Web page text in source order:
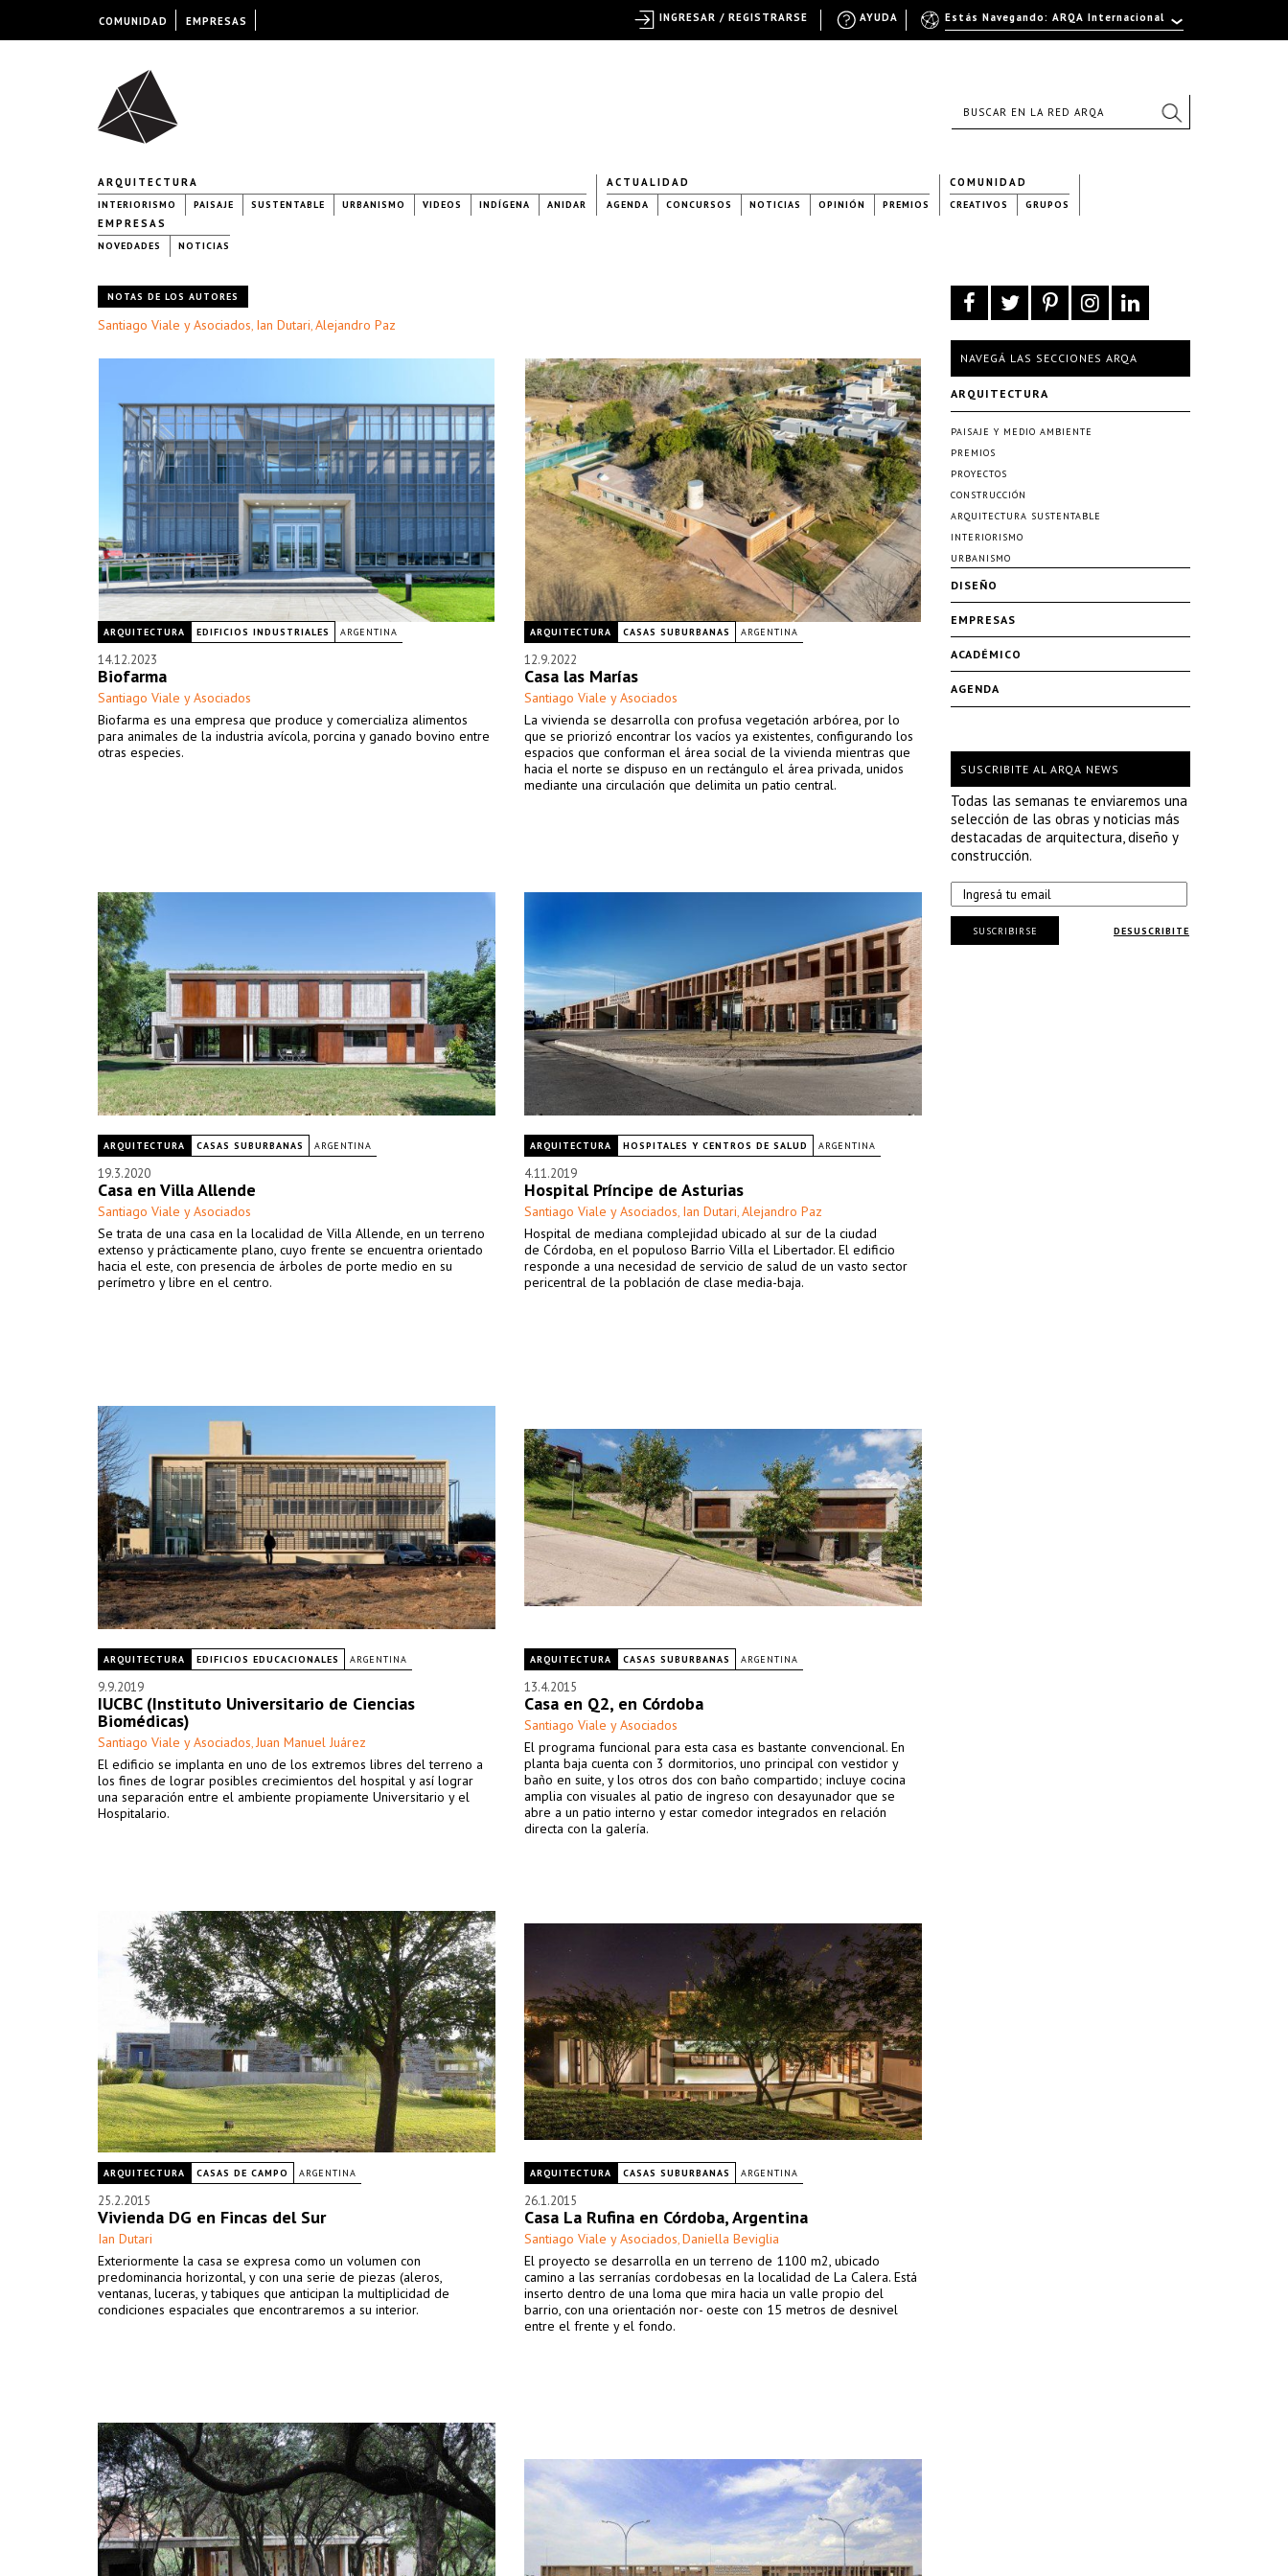
ARQUITECTURA
INTERIORISMO PAISAJE SUSTENTABLE URBANISMO VIDEOS INDÍGENA ANIDAR
ACTUALIDAD
AGENDA CONCURSOS NOTICIAS OPINIÓN PREMIOS
COMUNIDAD
CREATIVOS GRUPOS
EMPRESAS
NOVEDADES NOTICIAS
NOTAS DE LOS AUTORES
Santiago Viale y Asociados, Ian Dutari, Alejandro Paz
ARQUITECTURA EDIFICIOS INDUSTRIALES ARGENTINA
14.12.2023
Biofarma
Santiago Viale y Asociados
Biofarma es una empresa que produce y comercializa alimentos
para animales de la industria avícola, porcina y ganado bovino entre
otras especies.
ARQUITECTURA CASAS SUBURBANAS ARGENTINA
12.9.2022
Casa las Marías
Santiago Viale y Asociados
La vivienda se desarrolla con profusa vegetación arbórea, por lo
que se priorizó encontrar los vacíos ya existentes, configurando los
espacios que conforman el área social de la vivienda mientras que
hacia el norte se dispuso en un rectángulo el área privada, unidos
mediante una circulación que delimita un patio central.
ARQUITECTURA CASAS SUBURBANAS ARGENTINA
19.3.2020
Casa en Villa Allende
Santiago Viale y Asociados
Se trata de una casa en la localidad de Villa Allende, en un terreno
extenso y prácticamente plano, cuyo frente se encuentra orientado
hacia el este, con presencia de árboles de porte medio en su
perímetro y libre en el centro.
ARQUITECTURA HOSPITALES Y CENTROS DE SALUD ARGENTINA
4.11.2019
Hospital Príncipe de Asturias
Santiago Viale y Asociados, Ian Dutari, Alejandro Paz
Hospital de mediana complejidad ubicado al sur de la ciudad
de Córdoba, en el populoso Barrio Villa el Libertador. El edificio
responde a una necesidad de servicio de salud de un vasto sector
pericentral de la población de clase media-baja.
ARQUITECTURA EDIFICIOS EDUCACIONALES ARGENTINA
9.9.2019
IUCBC (Instituto Universitario de Ciencias
Biomédicas)
Santiago Viale y Asociados, Juan Manuel Juárez
El edificio se implanta en uno de los extremos libres del terreno a
los fines de lograr posibles crecimientos del hospital y así lograr
una separación entre el ambiente propiamente Universitario y el
Hospitalario.
ARQUITECTURA CASAS SUBURBANAS ARGENTINA
13.4.2015
Casa en Q2, en Córdoba
Santiago Viale y Asociados
El programa funcional para esta casa es bastante convencional. En
planta baja cuenta con 3 dormitorios, uno principal con vestidor y
baño en suite, y los otros dos con baño compartido; incluye cocina
amplia con visuales al patio de ingreso con desayunador que se
abre a un patio interno y estar comedor integrados en relación
directa con la galería.
ARQUITECTURA CASAS DE CAMPO ARGENTINA
25.2.2015
Vivienda DG en Fincas del Sur
Ian Dutari
Exteriormente la casa se expresa como un volumen con
predominancia horizontal, y con una serie de piezas (aleros,
ventanas, luceras, y tabiques que anticipan la multiplicidad de
condiciones espaciales que encontraremos a su interior.
ARQUITECTURA CASAS SUBURBANAS ARGENTINA
26.1.2015
Casa La Rufina en Córdoba, Argentina
Santiago Viale y Asociados, Daniella Beviglia
El proyecto se desarrolla en un terreno de 1100 m2, ubicado
camino a las serranías cordobesas en la localidad de La Calera. Está
inserto dentro de una loma que mira hacia un valle propio del
barrio, con una orientación nor- oeste con 15 metros de desnivel
entre el frente y el fondo.
NAVEGÁ LAS SECCIONES ARQA
ARQUITECTURA
PAISAJE Y MEDIO AMBIENTE
PREMIOS
PROYECTOS
CONSTRUCCIÓN
ARQUITECTURA SUSTENTABLE
INTERIORISMO
URBANISMO
DISEÑO
EMPRESAS
ACADÉMICO
AGENDA
SUSCRIBITE AL ARQA NEWS
Todas las semanas te enviaremos una
selección de las obras y noticias más
destacadas de arquitectura, diseño y
construcción.
DESUSCRIBITE
SUSCRIBIRSE
COMUNIDAD EMPRESAS Estás Navegando: ARQA Internacional
AYUDA
INGRESAR / REGISTRARSE